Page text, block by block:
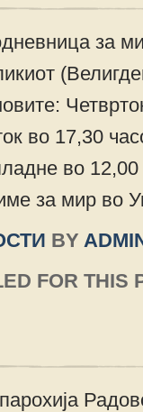
за
во 17,30
во 12,00
за мир во
BY
FOR THIS